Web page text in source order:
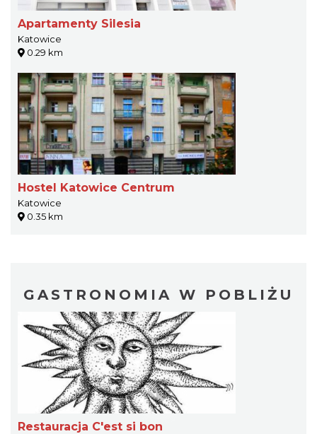
Apartamenty Silesia
Katowice
0.29 km
Hostel Katowice Centrum
Katowice
0.35 km
GASTRONOMIA W POBLIŻU
Restauracja C'est si bon